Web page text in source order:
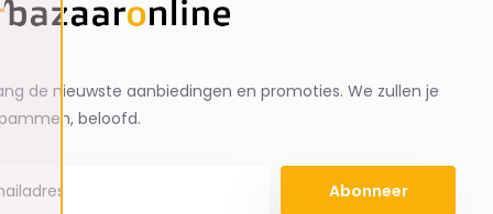
de nieuwste aanbiedingen en promoties. We zullen je
beloofd.
Abonneer